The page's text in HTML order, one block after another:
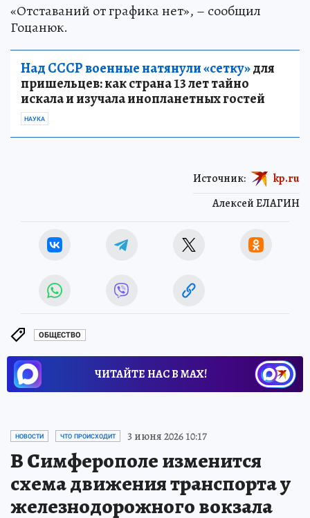
«Отставаний от графика нет», – сообщил
Гоцанюк.
Над СССР военные натянули «сетку»для
пришельцев: как страна 13 лет тайно
искала и изучала инопланетных гостей
НАУКА
Алексей ЕЛАГИН
Источник: kp.ru
ОБЩЕСТВО
ЧИТАЙТЕ НАС В МАХ!
НОВОСТИ ЧТО ПРОИСХОДИТ 3 июня 2026 10:17
В Симферополе изменится
схема движения транспорта у
железнодорожного вокзала